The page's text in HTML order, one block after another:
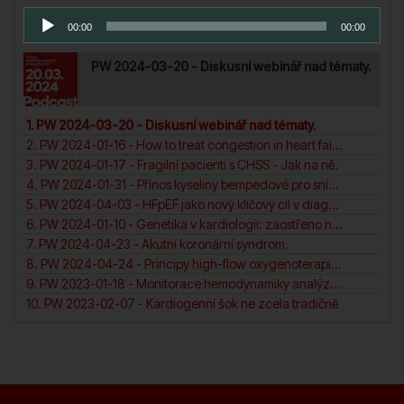
Audio
přehrávač00:00 00:00
PW 2024-03-20 - Diskusní webinář nad tématy.
1. PW 2024-03-20 - Diskusní webinář nad tématy.
2. PW 2024-01-16 - How to treat congestion in heart failure?
3. PW 2024-01-17 - Fragilní pacienti s CHSS - Jak na ně.
4. PW 2024-01-31 - Přínos kyseliny bempedové pro snížení KV rizika pacientů. N
5. PW 2024-04-03 - HFpEF jako nový klíčový cíl v diagnosticea léčbě srdečního selhání.
6. PW 2024-01-10 - Genetika v kardiologii: zaostřeno na (ne)dilatační a arytmogenní kardiomyopatii pravé komory.
7. PW 2024-04-23 - Akutní koronární syndrom.
8. PW 2024-04-24 - Principy high-flow oxygenoterapie v intenzivní péči. N
9. PW 2023-01-18 - Monitorace hemodynamiky analýza arteriální křivky.
10. PW 2023-02-07 - Kardiogenní šok ne zcela tradičně